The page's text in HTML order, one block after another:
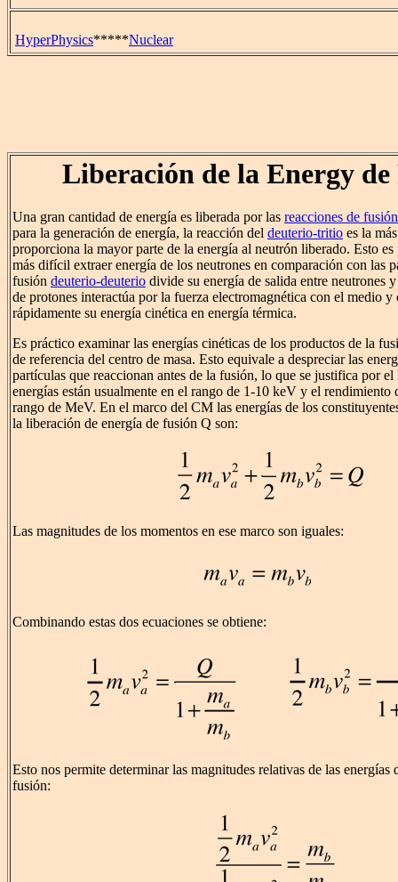
HyperPhysics*****Nuclear
Liberación de la Energy de
Una gran cantidad de energía es liberada por las reacciones de fusión
para la generación de energía, la reacción del deuterio-tritio es la
proporciona la mayor parte de la energía al neutrón liberado. Esto
más difícil extraer energía de los neutrones en comparación con las
fusión deuterio-deuterio divide su energía de salida entre neutrones
de protones interactúa por la fuerza electromagnética con el medio
rápidamente su energía cinética en energía térmica.
Es práctico examinar las energías cinéticas de los productos de la
de referencia del centro de masa. Esto equivale a despreciar las
partículas que reaccionan antes de la fusión, lo que se justifica por el
energías están usualmente en el rango de 1-10 keV y el rendimiento
rango de MeV. En el marco del CM las energías de los
la liberación de energía de fusión Q son:
Las magnitudes de los momentos en ese marco son iguales:
Combinando estas dos ecuaciones se obtiene:
Esto nos permite determinar las magnitudes relativas de las energías
fusión: